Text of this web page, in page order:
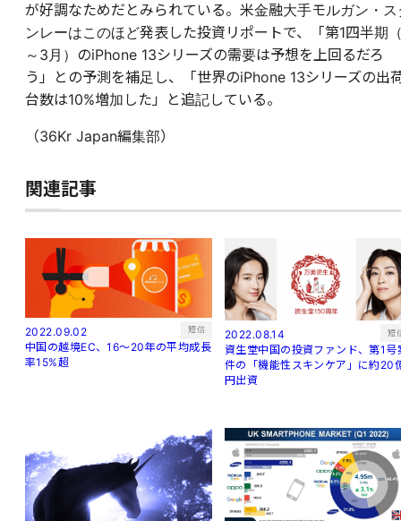
が好調なためだとみられている。米金融大手モルガン・ス
ンレーはこのほど発表した投資リポートで、「第1四半期
～3月）のiPhone 13シリーズの需要は予想を上回るだろ
う」との予測を補足し、「世界のiPhone 13シリーズの出
台数は10%増加した」と追記している。
（36Kr Japan編集部）
関連記事
2022.09.02 短信
中国の越境EC、16～20年の平均成長
率15%超
2022.08.14 短
資生堂中国の投資ファンド、第1号
件の「機能性スキンケア」に約20
円出資